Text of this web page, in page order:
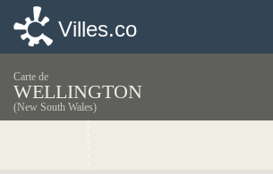
Villes.co
Carte de
WELLINGTON
(New South Wales)
Villes.co